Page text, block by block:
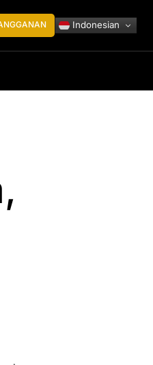
Indonesian